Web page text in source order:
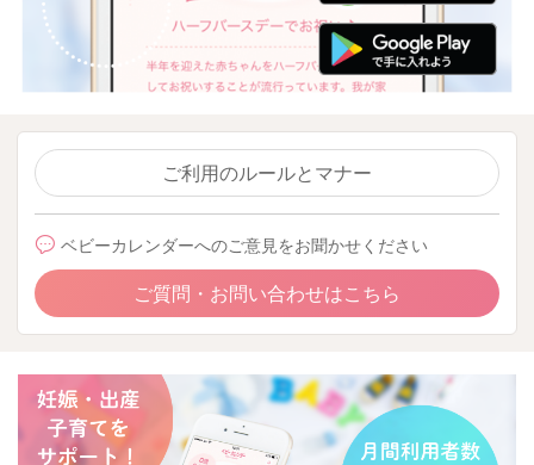
ご利用のルールとマナー
ベビーカレンダーへのご意見をお聞かせください
ご質問・お問い合わせはこちら